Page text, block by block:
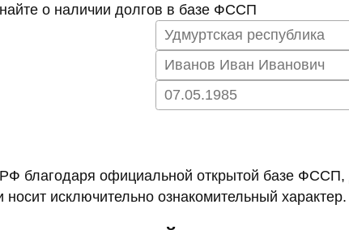
о наличии долгов в базе ФССП
благодаря официальной открытой базе
исключительно ознакомительный характер.